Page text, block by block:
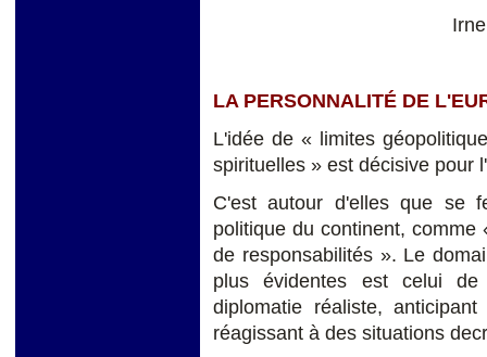
LA PERSONNALITÉ DE
L'idée de « limites
spirituelles » est décisive pour
C'est autour d'elles que se
politique du continent,
de responsabilités ». Le
plus évidentes est celui de
diplomatie réaliste,
réagissant à des situations